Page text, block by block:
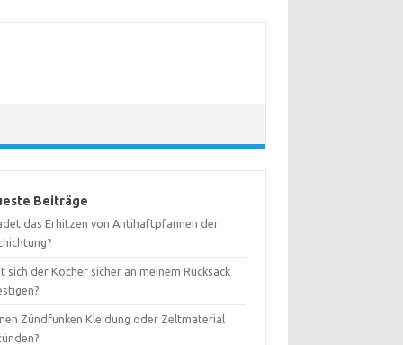
Beiträge
das Erhitzen von Antihaftpfannen der
sich der Kocher sicher an meinem Rucksack
Zündfunken Kleidung oder Zeltmaterial